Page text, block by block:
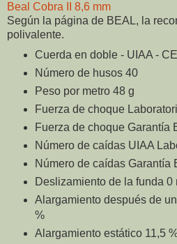
Beal Cobra II 8,6 mm
Según la página de BEAL, la
polivalente.
Cuerda en doble - UIAA - CE
Número de husos 40
Peso por metro 48 g
Fuerza de choque
Fuerza de choque Garantía
Número de caídas UIAA
Número de caídas Garantía
Deslizamiento de la funda 0
Alargamiento después de
%
Alargamiento estático 11,5